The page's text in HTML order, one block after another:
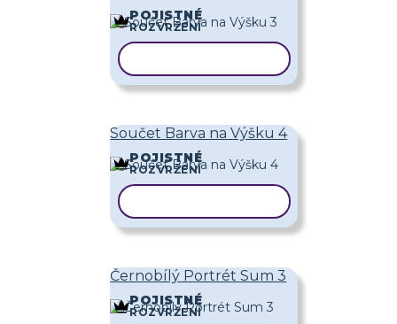
POJISTNÉ
ROZVRŽENÍ
Součet Barva na Výšku 4
POJISTNÉ
ROZVRŽENÍ
Černobílý Portrét Sum 3
POJISTNÉ
ROZVRŽENÍ